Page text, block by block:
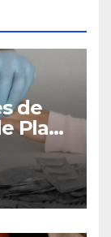
de
Playa